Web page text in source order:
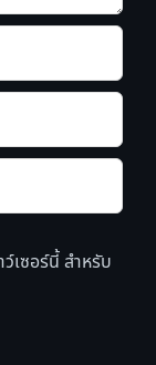
เซอร์นี้ สำหรับ